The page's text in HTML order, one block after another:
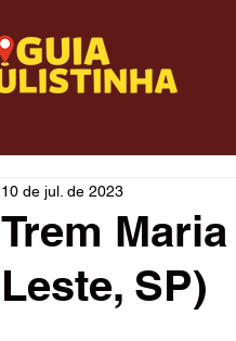
Trem
Leste, SP)
10 de jul. de 2023